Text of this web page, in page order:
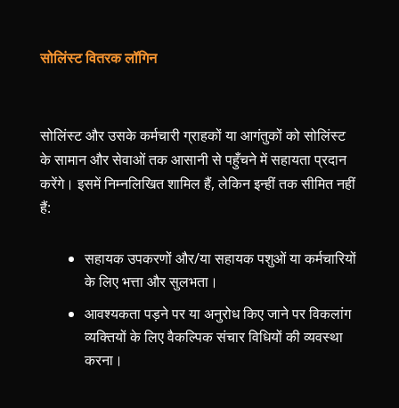
सोलिंस्ट वितरक लॉगिन
सोलिंस्ट और उसके कर्मचारी ग्राहकों या आगंतुकों को सोलिंस्ट
के सामान और सेवाओं तक आसानी से पहुँचने में सहायता प्रदान
करेंगे। इसमें निम्नलिखित शामिल हैं, लेकिन इन्हीं तक सीमित नहीं
हैं:
सहायक उपकरणों और/या सहायक पशुओं या कर्मचारियों
के लिए भत्ता और सुलभता।
आवश्यकता पड़ने पर या अनुरोध किए जाने पर विकलांग
व्यक्तियों के लिए वैकल्पिक संचार विधियों की व्यवस्था
करना।